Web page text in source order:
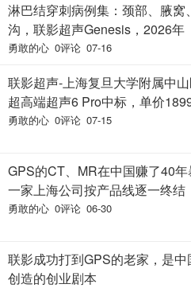
淋巴结穿刺病例集：颈部、腋窝
沟，联影超声Genesis，2026年
勇敢的心 0评论 07-16
联影超声-上海复旦大学附属中
超高端超声6 Pro中标，单价
勇敢的心 0评论 07-15
GPS的CT、MR在中国赚了40
一家上海公司按产品线逐一终结
勇敢的心 0评论 06-30
联影成功打到GPS的老家，是中
创造的创业剧本